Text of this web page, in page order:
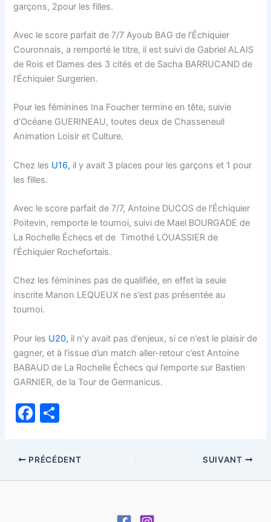
garçons, 2pour les filles.
Avec le score parfait de 7/7 Ayoub BAG de l’Échiquier
Couronnais, a remporté le titre, il est suivi de Gabriel ALAIS
de Rois et Dames des 3 cités et de Sacha BARRUCAND de
l’Échiquier Surgerien.
Pour les féminines Ina Foucher termine en tête, suivie
d’Océane GUERINEAU, toutes deux de Chasseneuil
Animation Loisir et Culture.
Chez les U16, il y avait 3 places pour les garçons et 1 pour
les filles.
Avec le score parfait de 7/7, Antoine DUCOS de l’Échiquier
Poitevin, remporte le tournoi, suivi de Mael BOURGADE de
La Rochelle Échecs et de Timothé LOUASSIER de
l’Échiquier Rochefortais.
Chez les féminines pas de qualifiée, en effet la seule
inscrite Manon LEQUEUX ne s’est pas présentée au
tournoi.
Pour les U20, il n’y avait pas d’enjeux, si ce n’est le plaisir de
gagner, et à l’issue d’un match aller-retour c’est Antoine
BABAUD de La Rochelle Échecs qui l’emporte sur Bastien
GARNIER, de la Tour de Germanicus.
F
c ta
PRÉCÉDENT SUIVANT